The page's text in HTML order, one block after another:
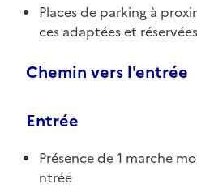
Places de parking à
ces adaptées et réservées
Chemin vers l'entrée
Entrée
Présence de 1 marche
ntrée